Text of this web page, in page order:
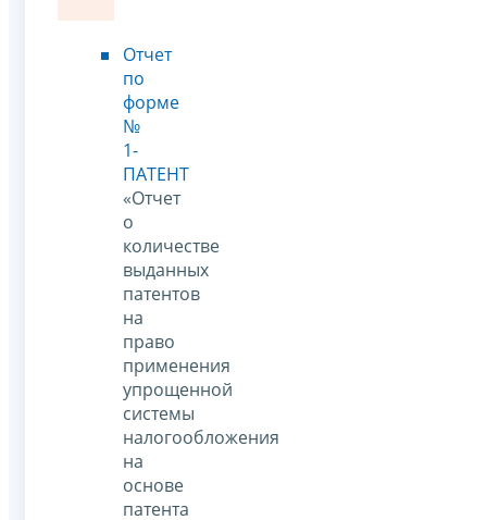
Отчет
по
форме
№
1-
ПАТЕНТ
«Отчет
о
количестве
выданных
патентов
на
право
применения
упрощенной
системы
налогообложения
на
основе
патента